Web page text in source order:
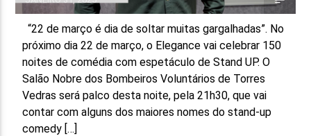
“22 de março é dia de soltar muitas gargalhadas”. No
próximo dia 22 de março, o Elegance vai celebrar 150
noites de comédia com espetáculo de Stand UP. O
Salão Nobre dos Bombeiros Voluntários de Torres
Vedras será palco desta noite, pela 21h30, que vai
contar com alguns dos maiores nomes do stand-up
comedy […]